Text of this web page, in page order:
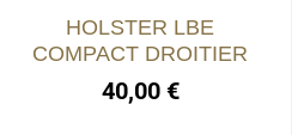
HOLSTER LBE
COMPACT DROITIER
40,00 €